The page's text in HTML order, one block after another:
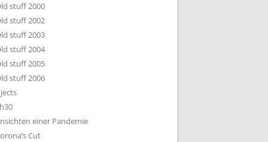
stuff 2000
stuff 2002
stuff 2003
stuff 2004
stuff 2005
stuff 2006
einer Pandemie
Cut